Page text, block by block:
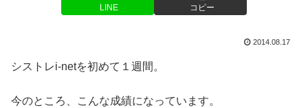
LINE コピー
2014.08.17
シストレi-netを初めて１週間。
今のところ、こんな成績になっています。